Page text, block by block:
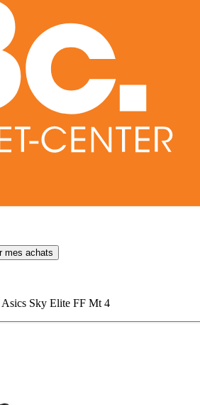
mes achats
Asics Sky Elite FF Mt 4